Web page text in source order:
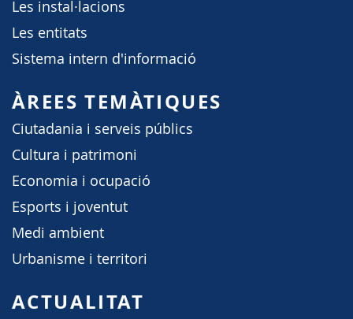
Les instal·lacions
Les entitats
Sistema intern d'informació
ÀREES TEMÀTIQUES
Ciutadania i serveis públics
Cultura i patrimoni
Economia i ocupació
Esports i joventut
Medi ambient
Urbanisme i territori
ACTUALITAT